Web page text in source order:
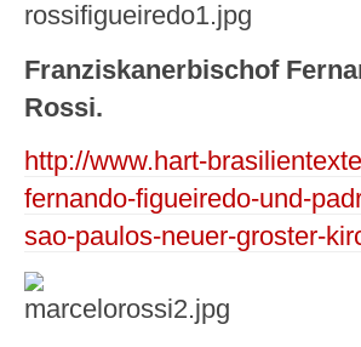
Franziskanerbischof
Rossi.
http://www.hart-
fernando-figueiredo-und-
sao-paulos-neuer-groster-